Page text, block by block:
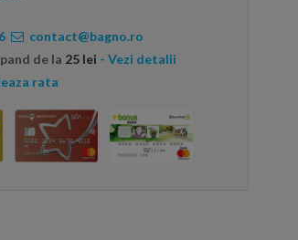
contact@bagno.ro
de la 25 lei - Vezi detalii
rata